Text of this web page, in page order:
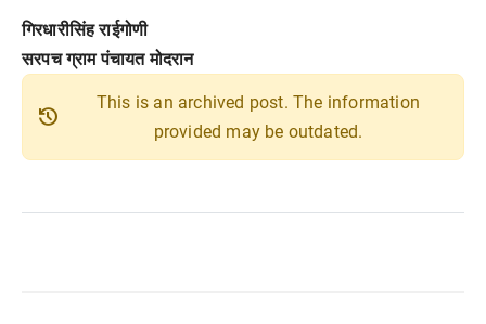
गिरधारीसिंह राईगोणी
सरपच ग्राम पंचायत मोदरान
history
This is an archived post. The information
provided may be outdated.